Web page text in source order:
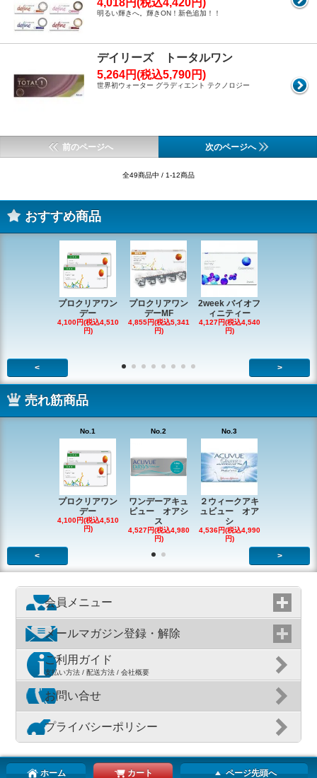
4,018円(税込4,420円)
明るい輝きへ。輝きON！新色追加！！
デイリーズ トータルワン
5,264円(税込5,790円)
世界初ウォーター グラディエント テクノロジー
前のページへ 次のページへ
全49商品中 / 1-12商品
おすすめ商品
プロクリアワン
デー
4,100円(税込4,510
円)
プロクリアワン
デーMF
4,855円(税込5,341
円)
2week バイオフ
ィニティー
4,127円(税込4,540
円)
< >
売れ筋商品
No.1
プロクリアワン
デー
4,100円(税込4,510
円)
No.2
ワンデーアキュ
ビュー オアシ
ス
4,527円(税込4,980
円)
No.3
２ウィークアキ
ュビュー オア
シ
4,536円(税込4,990
円)
< >
会員メニュー
メールマガジン登録・解除
ご利用ガイド
支払い方法 / 配送方法 / 会社概要
お問い合せ
プライバシーポリシー
ホーム カート ページ先頭へ